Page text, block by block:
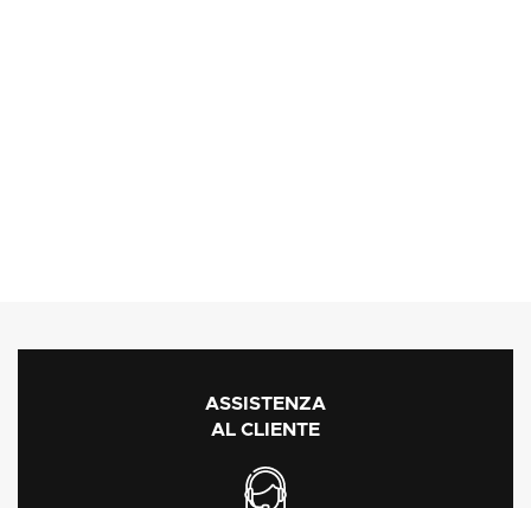
ASSISTENZA
AL CLIENTE